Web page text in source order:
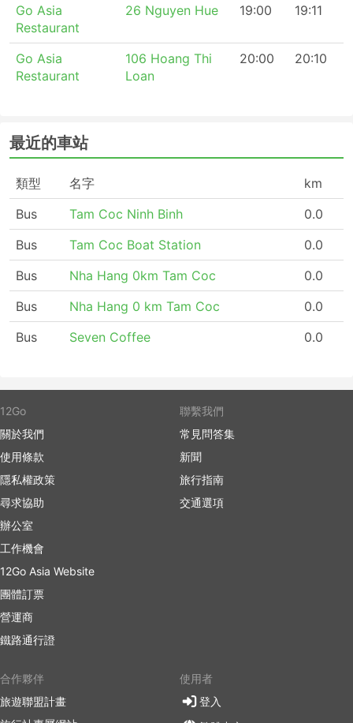
Go Asia
Restaurant
26 Nguyen Hue 19:00 19:11
Go Asia
Restaurant
106 Hoang Thi
Loan
20:00 20:10
最近的車站
類型 名字
km
Bus
Tam Coc Ninh Binh
0.0
Bus
Tam Coc Boat Station
0.0
Bus
Nha Hang 0km Tam Coc
0.0
Bus
Nha Hang 0 km Tam Coc
0.0
Bus
Seven Coffee 0.0
12Go
關於我們
使用條款
隱私權政策
尋求協助
辦公室
工作機會
12Go Asia Website
團體訂票
營運商
鐵路通行證
聯繫我們
常見問答集
新聞
旅行指南
交通選項
合作夥伴
旅遊聯盟計畫
使用者
登入